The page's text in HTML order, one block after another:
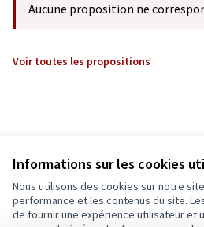
Informations sur les cookies
Nous utilisons des cookies sur notre
performance et les contenus du site.
de fournir une expérience utilisateur et
Aucune proposition ne
Voir toutes les propositions